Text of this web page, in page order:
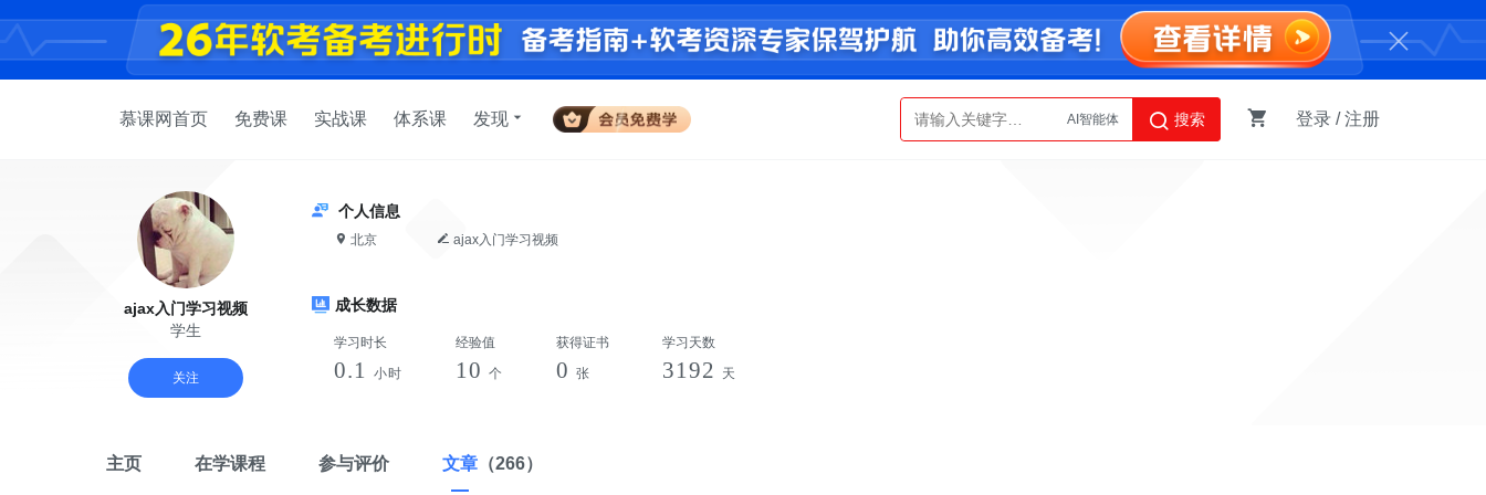
慕课网首页 免费课 实战课 体系课 发现
AI智能体
Python
搜索 登录 /注册
ajax入门学习视频
学生
关注
个人信息
北京 ajax入门学习视频
成长数据
学习时长
0.1 小时
经验值
10 个
获得证书
0 张
学习天数
3192 天
主页 在学课程 参与评价 文章 （266）